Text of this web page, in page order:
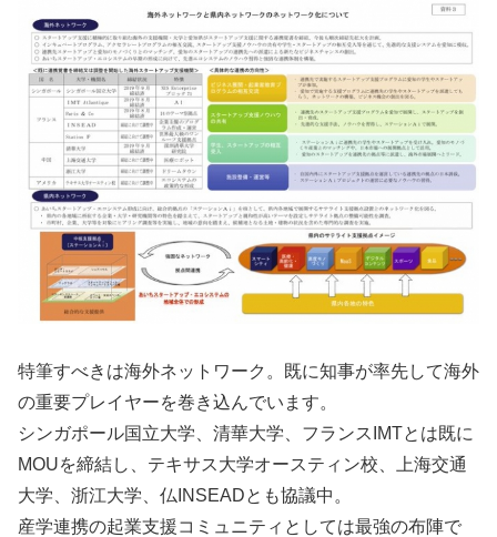
特筆すべきは海外ネットワーク。既に知事が率先して海外
の重要プレイヤーを巻き込んでいます。
シンガポール国立大学、清華大学、フランスIMTとは既に
MOUを締結し、テキサス大学オースティン校、上海交通
大学、浙江大学、仏INSEADとも協議中。
産学連携の起業支援コミュニティとしては最強の布陣で